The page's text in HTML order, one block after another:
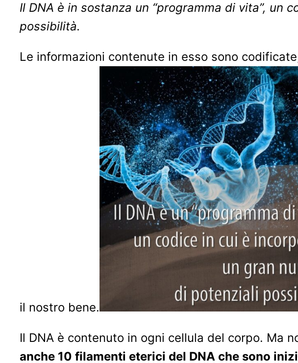
Il DNA è in sostanza un “programma di vita”, un
possibilità.
Le informazioni contenute in esso sono
il nostro bene.
Il DNA è contenuto in ogni cellula del corpo. Ma
anche 10 filamenti eterici del DNA che sono